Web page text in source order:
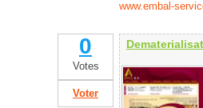
www.embal-
0
Votes
Voter